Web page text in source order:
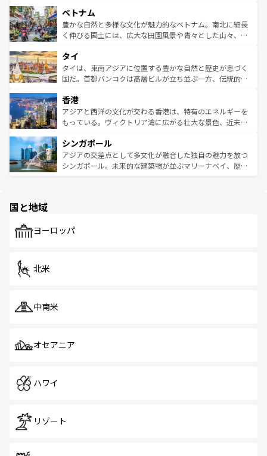
参照してほしい。
容にもいいと評判のスイーツなど、バラエティ豊かな料理
が味わえる。 なお、新着の台湾情報は コンテンツ一覧を参
照してほしい。
き、地方に足を延ばせば四季折々の自然美を楽しむことが
できる。そして、キムチや焼肉、絶品のストリートフード
まで、さまざまな韓国料理が待っている。夜には、韓国な
リティに包まれながら、韓国の多彩な魅力を心ゆくまで味
わってみてほしい。 なお、新着の韓国情報はコンテンツ一
覧を参照してほしい。
ベトナム
豊かな自然と多様な文化が魅力的なベトナム。南北に細長
く伸びる国土には、広大な田園風景や青々とした山々、世
急速な発展と共に伝統が息づく。ハノイの古い町並みやホ
ーチミン市のフランス統治時代の建物も、独特の雰囲気を
醸し出している。また、バラエティの豊かさとおいしさで
とつ。フォーやバインミー、ベトナムコーヒーなどは、ぜ
ひ現地で味わいたい。どの地域を訪れてもあたたかい人々
が旅行者を迎えてくれるので、きっと忘れられない旅にな
参照してほしい。
タイ
タイは、東南アジアに位置する豊かな自然と歴史が息づく
国だ。首都バンコクは高層ビルが立ち並ぶ一方、伝統的な
の活気が交差している。北部ではチェンマイなどの山岳地
帯で自然と触れ合い、南部ではプーケットやクラビの美し
いビーチでリゾート気分を楽しむことができる。タイ料理
激する。気候は一年中温暖で、どの季節にも異なる楽しみ
が待っている。親しみやすいタイの人々、仏教を中心とし
た文化、そして多様な観光資源が、訪れる旅人を魅了し続
香港
アジアと西洋の文化が交わる香港は、特有のエネルギーを
もっている。ヴィクトリア湾に広がる壮大な景色、近未来
み、どこを訪れても感動するはず。観光スポットが密集し
ており、効率よく見どころを回れるのも魅力。息をのむよ
うな絶景から文化的な体験まで、香港を存分に楽しみ尽く
シンガポール
アジアの交差点として多文化が融合した独自の魅力を放つ
シンガポール。未来的な建築物が並ぶマリーナベイ、歴史
で、ホーカーズは地元の風情を楽しめる外せないスポット
国と地域
ヨーロッパ
北米
中南米
オセアニア
ハワイ
リゾート